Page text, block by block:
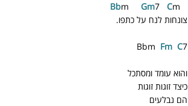
m Gm7 Cm
צונחות לנח על כתפו.
Bbm Fm C7
והוא עומד ומסתכל
כיצד זוגות זוגות
הם נבלעים